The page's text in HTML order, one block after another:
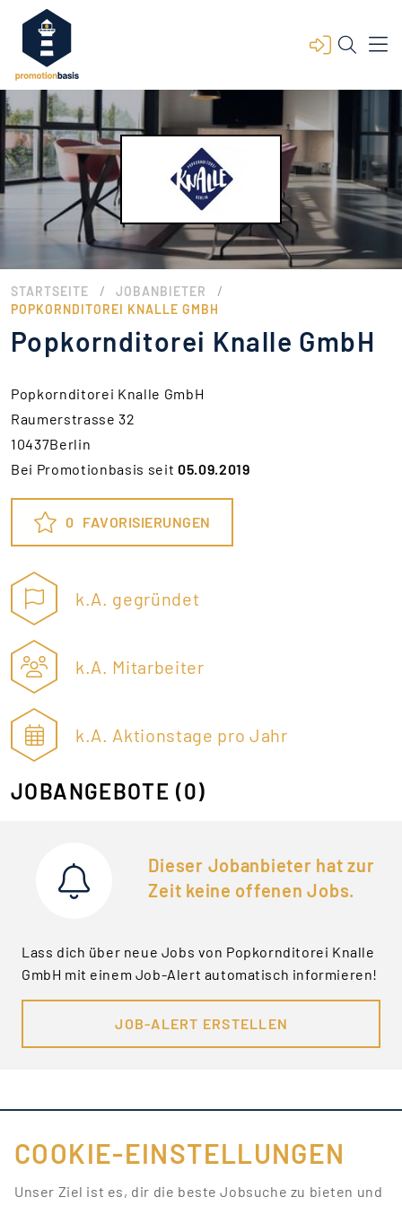
STARTSEITE / JOBANBIETER /
POPKORNDITOREI KNALLE GMBH
Popkornditorei Knalle GmbH
Popkornditorei Knalle GmbH
Raumerstrasse 32
10437Berlin
Bei Promotionbasis seit05.09.2019
0 FAVORISIERUNGEN
k.A. gegründet
k.A. Mitarbeiter
k.A. Aktionstage pro Jahr
JOBANGEBOTE (0)
Dieser Jobanbieter hat zur
Zeit keine offenen Jobs.
Lass dich über neue Jobs von Popkornditorei Knalle
GmbH mit einem Job-Alert automatisch informieren!
JOB-ALERT ERSTELLEN
FÜR JOBANBIETER
COOKIE-EINSTELLUNGEN
Unser Ziel ist es, dir die beste Jobsuche zu bieten und